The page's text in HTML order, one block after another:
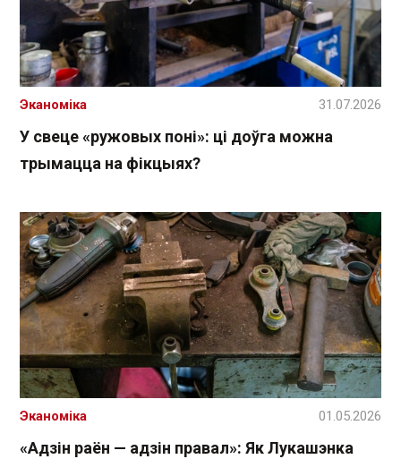
У свеце «ружовых поні»: ці доўга можна
трымацца на фікцыях?
Эканоміка 31.07.2026
«Адзін раён — адзін правал»: Як Лукашэнка
Эканоміка 01.05.2026